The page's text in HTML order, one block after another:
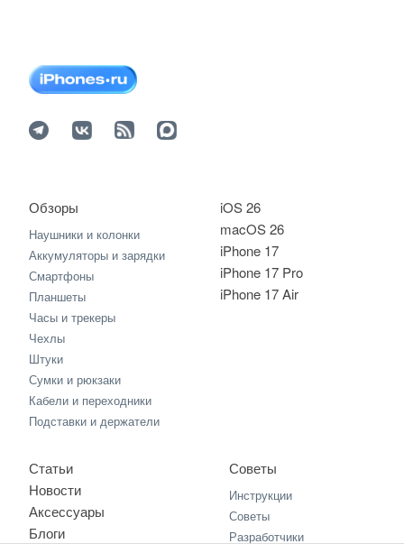
iOS 26
macOS 26
iPhone 17
iPhone 17 Pro
iPhone 17 Air
Обзоры
Наушники и колонки
Аккумуляторы и зарядки
Смартфоны
Планшеты
Часы и трекеры
Чехлы
Штуки
Сумки и рюкзаки
Кабели и переходники
Подставки и держатели
Статьи
Новости
Аксессуары
Блоги
Советы
Инструкции
Советы
Разработчики